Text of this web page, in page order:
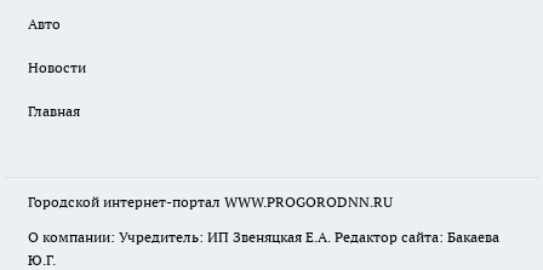
Авто
Новости
Главная
Городской интернет-портал WWW.PROGORODNN.RU
О компании: Учредитель: ИП Звеняцкая Е.А. Редактор сайта: Бакаева
Ю.Г.